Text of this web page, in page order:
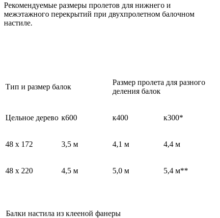
Рекомендуемые размеры пролетов для нижнего и
межэтажного перекрытий при двухпролетном балочном
настиле.
Тип и размер балок
Размер пролета для разного
деления балок
Цельное дерево к600 к400 к300*
48 х 172 3,5 м 4,1 м 4,4 м
48 х 220 4,5 м 5,0 м 5,4 м**
Балки настила из клееной фанеры